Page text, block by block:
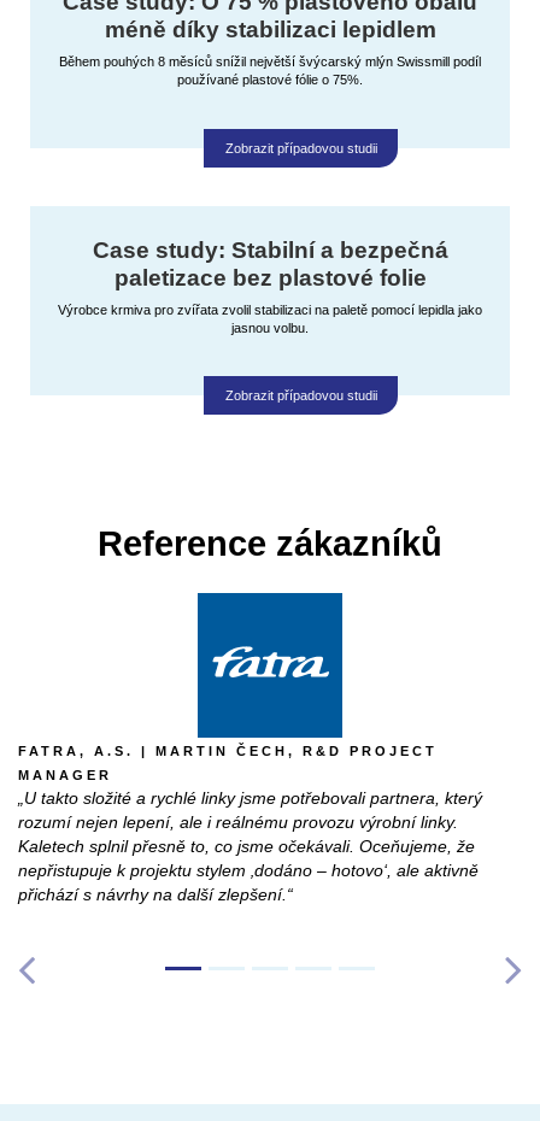
méně díky stabilizaci lepidlem
Během pouhých 8 měsíců snížil největší švýcarský mlýn Swissmill podíl
používané plastové fólie o 75%.
Zobrazit případovou studii
Case study: Stabilní a bezpečná
paletizace bez plastové folie
Výrobce krmiva pro zvířata zvolil stabilizaci na paletě pomocí lepidla jako
jasnou volbu.
Zobrazit případovou studii
Reference zákazníků
FATRA, A.S. | MARTIN ČECH, R&D PROJECT
MANAGER
„U takto složité a rychlé linky jsme potřebovali partnera, který
rozumí nejen lepení, ale i reálnému provozu výrobní linky.
Kaletech splnil přesně to, co jsme očekávali. Oceňujeme, že
nepřistupuje k projektu stylem ‚dodáno – hotovo‘, ale aktivně
přichází s návrhy na další zlepšení.“